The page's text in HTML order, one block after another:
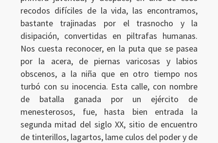
recodos difíciles de la vida, las encontramos,
bastante trajinadas por el trasnocho y la
disipación, convertidas en piltrafas humanas.
Nos cuesta reconocer, en la puta que se pasea
por la acera, de piernas varicosas y labios
obscenos, a la niña que en otro tiempo nos
turbó con su inocencia. Esta calle, con nombre
de batalla ganada por un ejército de
menesterosos, fue, hasta bien entrada la
segunda mitad del siglo XX, sitio de encuentro
de tinterillos, lagartos, lame culos del poder y de